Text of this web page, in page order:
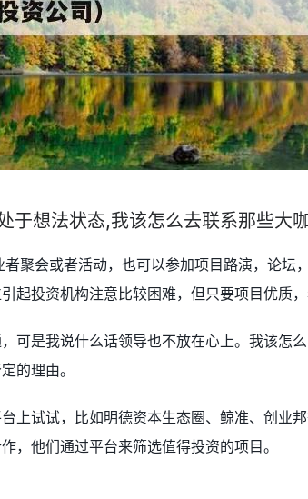
于想法状态,我该怎么去联系那些大
聚会或者活动，也可以参加项目路演，论坛
起投资机构注意比较困难，但只要项目优质，
可是我说什么话领导也不放在心上。我该怎
的理由。
上试试，比如明德资本生态圈、鲸准、创业
，他们通过平台来筛选值得投资的项目。